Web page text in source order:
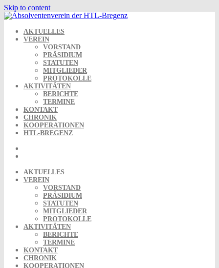
Skip to content
AKTUELLES
VEREIN
VORSTAND
PRÄSIDIUM
STATUTEN
MITGLIEDER
PROTOKOLLE
AKTIVITÄTEN
BERICHTE
TERMINE
KONTAKT
CHRONIK
KOOPERATIONEN
HTL-BREGENZ
AKTUELLES
VEREIN
VORSTAND
PRÄSIDIUM
STATUTEN
MITGLIEDER
PROTOKOLLE
AKTIVITÄTEN
BERICHTE
TERMINE
KONTAKT
CHRONIK
KOOPERATIONEN